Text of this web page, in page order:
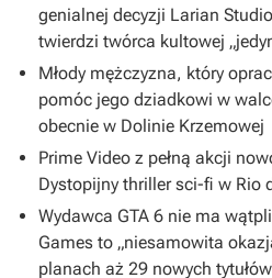
genialnej decyzji Larian
twierdzi twórca kultowej
Młody mężczyzna, który
pomóc jego dziadkowi w
obecnie w Dolinie Krzemowej
Prime Video z pełną akcji
Dystopijny thriller sci-fi w Rio
Wydawca GTA 6 nie ma
Games to „niesamowita
planach aż 29 nowych tytułów